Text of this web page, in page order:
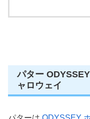
パター
ャロウェイ